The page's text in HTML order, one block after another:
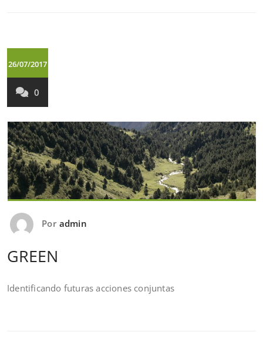
26/07/2017
0
Por admin
GREEN
Identificando futuras acciones conjuntas